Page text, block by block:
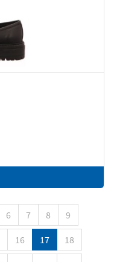
6 7 8 9
16 17 18